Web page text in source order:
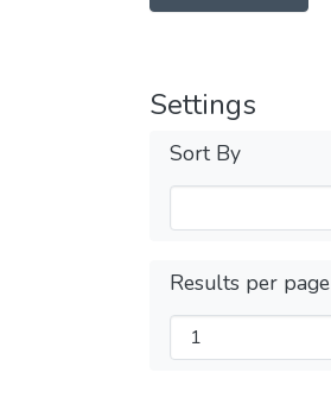
Settings
Sort By
Results per page